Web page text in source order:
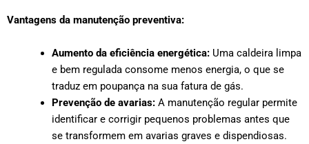
Vantagens da manutenção preventiva:
Aumento da eficiência energética: Uma caldeira limpa
e bem regulada consome menos energia, o que se
traduz em poupança na sua fatura de gás.
Prevenção de avarias: A manutenção regular permite
identificar e corrigir pequenos problemas antes que
se transformem em avarias graves e dispendiosas.